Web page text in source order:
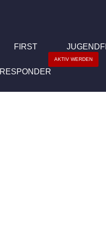
FIRST
RESPONDER
AKTIV WERDEN